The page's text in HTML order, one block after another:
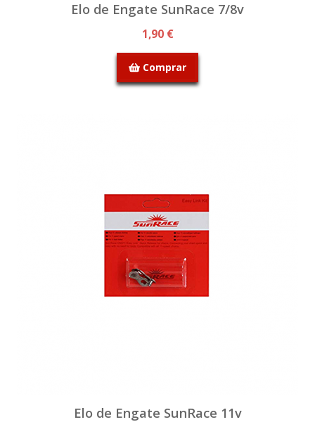
Elo de Engate SunRace 7/8v
1,90 €
Comprar
Elo de Engate SunRace 11v